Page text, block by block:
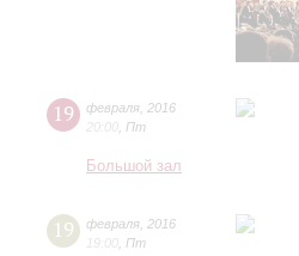
19 февраля 2016
20:00 Пт
Большой зал
19 февраля 2016
19:00 Пт